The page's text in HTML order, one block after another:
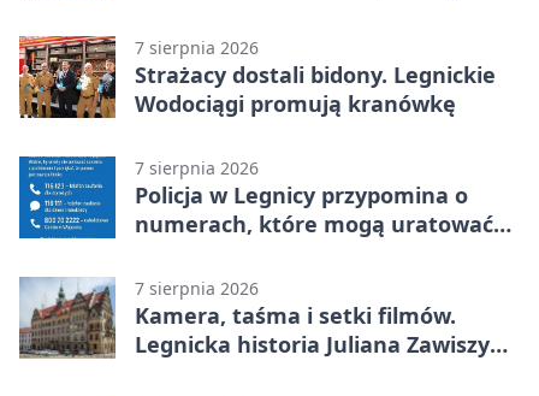
7 sierpnia 2026
Strażacy dostali bidony. Legnickie
Wodociągi promują kranówkę
7 sierpnia 2026
Policja w Legnicy przypomina o
numerach, które mogą uratować
7 sierpnia 2026
Kamera, taśma i setki filmów.
Legnicka historia Juliana Zawiszy